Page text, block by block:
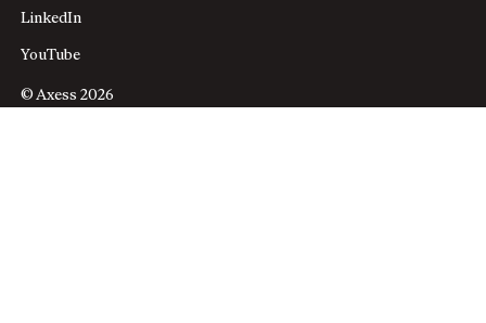
LinkedIn
YouTube
© Axess 2026